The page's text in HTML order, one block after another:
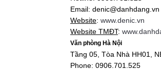
Ví dụ khi ứng dụng
Phát thông báo
Phát nhạc nhảy,
Email: denic@danhdang.vn
Website: www.denic.vn
Website TMĐT:
Văn phòng Hà Nội
Tầng 05, Tòa Nhà HH01,
Phone: 0906.701.525